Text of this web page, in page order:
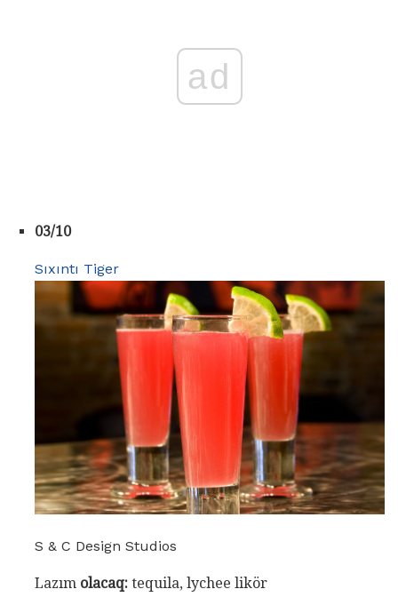
ad
03/10
Sıxıntı Tiger
S & C Design Studios
Lazım olacaq: tequila, lychee likör